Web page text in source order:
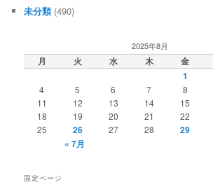
未分類(490)
2025年8月
月 火 水 木 金
1
4
5 6 7 8
11
12 13 14 15
18
19 20 21 22
25
26 27 28 29
« 7月
固定ページ